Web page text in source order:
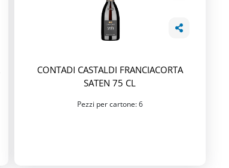
CONTADI CASTALDI FRANCIACORTA
SATEN 75 CL
Pezzi per cartone: 6